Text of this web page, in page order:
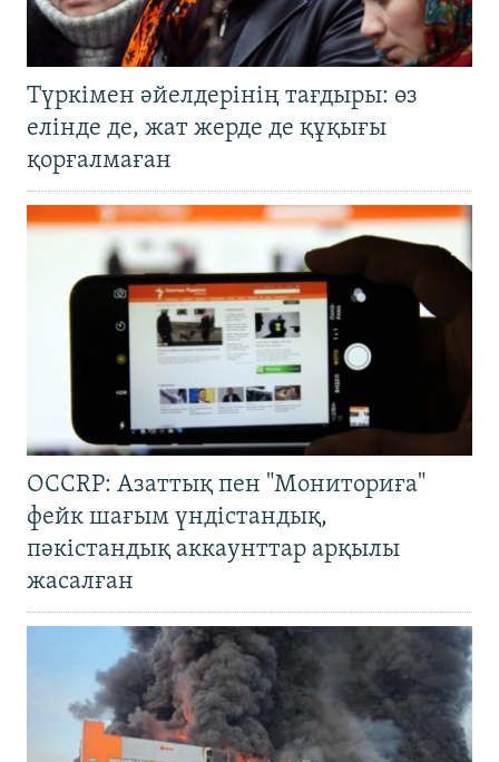
Түркімен әйелдерінің тағдыры: өз
елінде де, жат жерде де құқығы
қорғалмаған
OCCRP: Азаттық пен "Мониториға"
фейк шағым үндістандық,
пәкістандық аккаунттар арқылы
жасалған